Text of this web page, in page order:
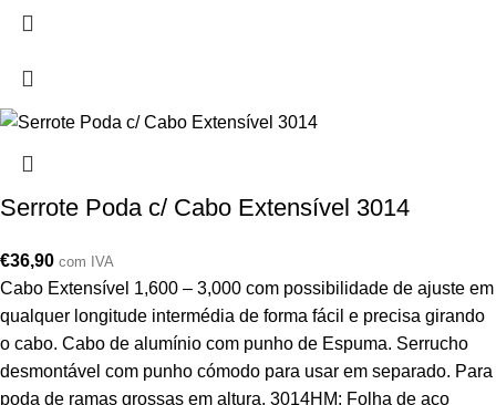
Serrote Poda c/ Cabo Extensível 3014
€36,90 com IVA
Cabo Extensível 1,600 – 3,000 com possibilidade de ajuste em
qualquer longitude intermédia de forma fácil e precisa girando
o cabo. Cabo de alumínio com punho de Espuma. Serrucho
desmontável com punho cómodo para usar em separado. Para
poda de ramas grossas em altura. 3014HM: Folha de aço